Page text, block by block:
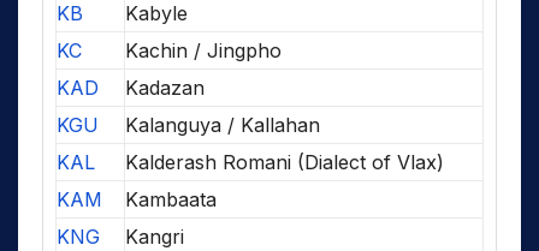
KB
Kabyle
KC
Kachin / Jingpho
KAD
Kadazan
KGU
Kalanguya / Kallahan
KAL
Kalderash Romani (Dialect of Vlax)
KAM
Kambaata
KNG
Kangri